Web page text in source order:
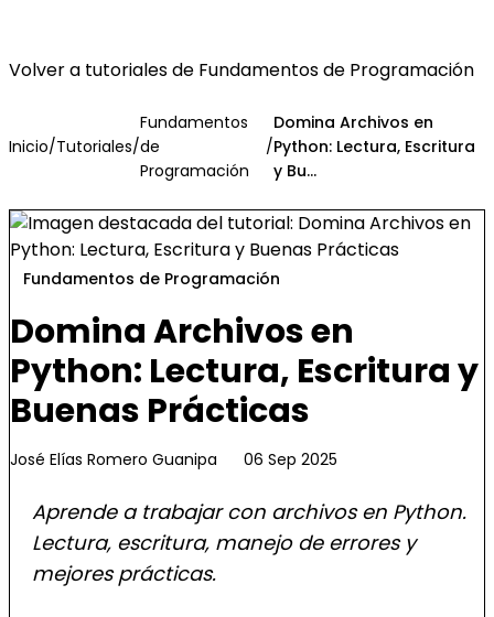
Volver a tutoriales de Fundamentos de Programación
Inicio/Tutoriales/
Fundamentos
de
Programación
/
Domina Archivos en
Python: Lectura, Escritura
y Bu...
Fundamentos de Programación
Domina Archivos en
Python: Lectura, Escritura y
Buenas Prácticas
José Elías Romero Guanipa 06 Sep 2025
Aprende a trabajar con archivos en Python.
Lectura, escritura, manejo de errores y
mejores prácticas.